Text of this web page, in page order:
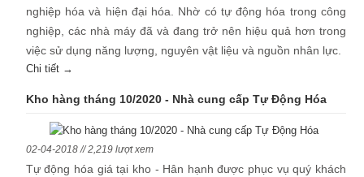
nghiệp hóa và hiện đại hóa. Nhờ có tự động hóa trong công
nghiệp, các nhà máy đã và đang trở nên hiệu quả hơn trong
việc sử dụng năng lượng, nguyên vật liệu và nguồn nhân lực.
Chi tiết →
Kho hàng tháng 10/2020 - Nhà cung cấp Tự Động Hóa
02-04-2018 // 2,219 lượt xem
Tự động hóa giá tại kho - Hân hạnh được phục vụ quý khách